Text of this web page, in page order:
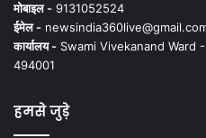
मोबाइल - 9131052524
ईमेल -
कार्यालय - Swami Vivekanand Ward
494001
हमसे जुड़े